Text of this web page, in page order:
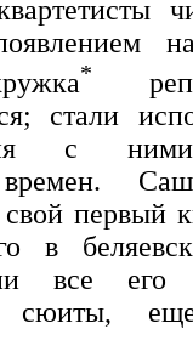
*
стали
с
первый
в
все его
сюиты,